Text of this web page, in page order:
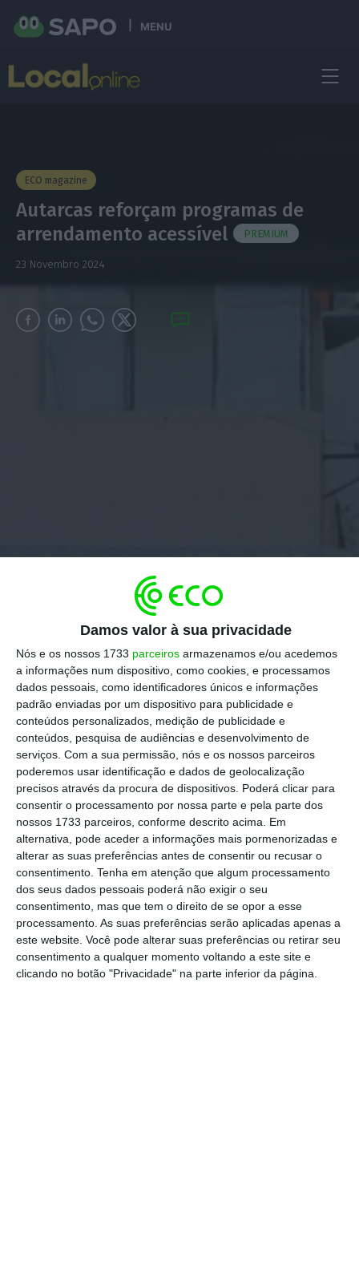
Damos valor à sua privacidade
Nós e os nossos 1733 parceiros armazenamos e/ou acedemos
a informações num dispositivo, como cookies, e processamos
dados pessoais, como identificadores únicos e informações
padrão enviadas por um dispositivo para publicidade e
conteúdos personalizados, medição de publicidade e
conteúdos, pesquisa de audiências e desenvolvimento de
serviços. Com a sua permissão, nós e os nossos parceiros
poderemos usar identificação e dados de geolocalização
precisos através da procura de dispositivos. Poderá clicar para
consentir o processamento por nossa parte e pela parte dos
nossos 1733 parceiros, conforme descrito acima. Em
alternativa, pode aceder a informações mais pormenorizadas e
alterar as suas preferências antes de consentir ou recusar o
consentimento. Tenha em atenção que algum processamento
dos seus dados pessoais poderá não exigir o seu
consentimento, mas que tem o direito de se opor a esse
processamento. As suas preferências serão aplicadas apenas a
este website. Você pode alterar suas preferências ou retirar seu
consentimento a qualquer momento voltando a este site e
clicando no botão "Privacidade" na parte inferior da página.
MENU
ECO magazine
Autarcas reforçam programas de
arrendamento acessível
PREMIUM
23 Novembro 2024